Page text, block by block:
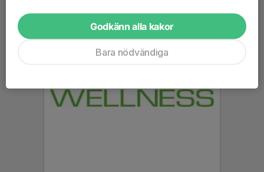
Godkänn alla kakor
Bara nödvändiga